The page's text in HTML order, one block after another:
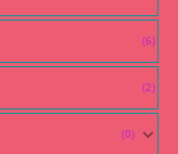
(6)
(2)
(0)